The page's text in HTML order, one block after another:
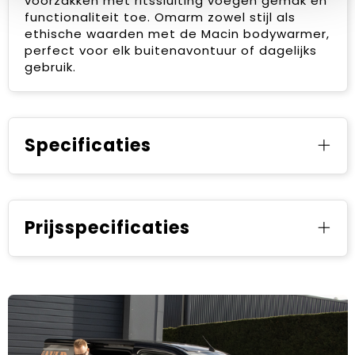
functionaliteit toe. Omarm zowel stijl als
ethische waarden met de Macin bodywarmer,
perfect voor elk buitenavontuur of dagelijks
gebruik.
Specificaties
Prijsspecificaties